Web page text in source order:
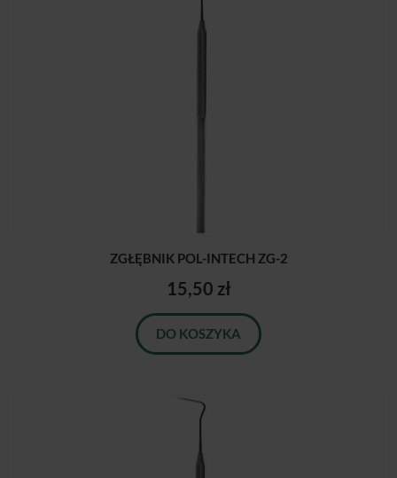
ZGŁĘBNIK POL-INTECH ZG-2
15,50 zł
DO KOSZYKA